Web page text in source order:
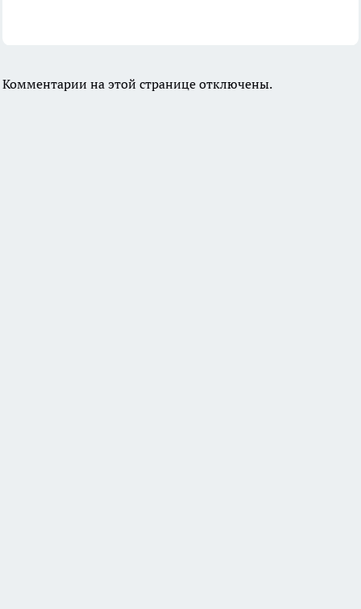
Комментарии на этой странице отключены.